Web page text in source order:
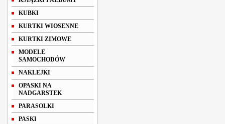
KUBKI
KURTKI WIOSENNE
KURTKI ZIMOWE
MODELE
SAMOCHODÓW
NAKLEJKI
OPASKI NA
NADGARSTEK
PARASOLKI
PASKI